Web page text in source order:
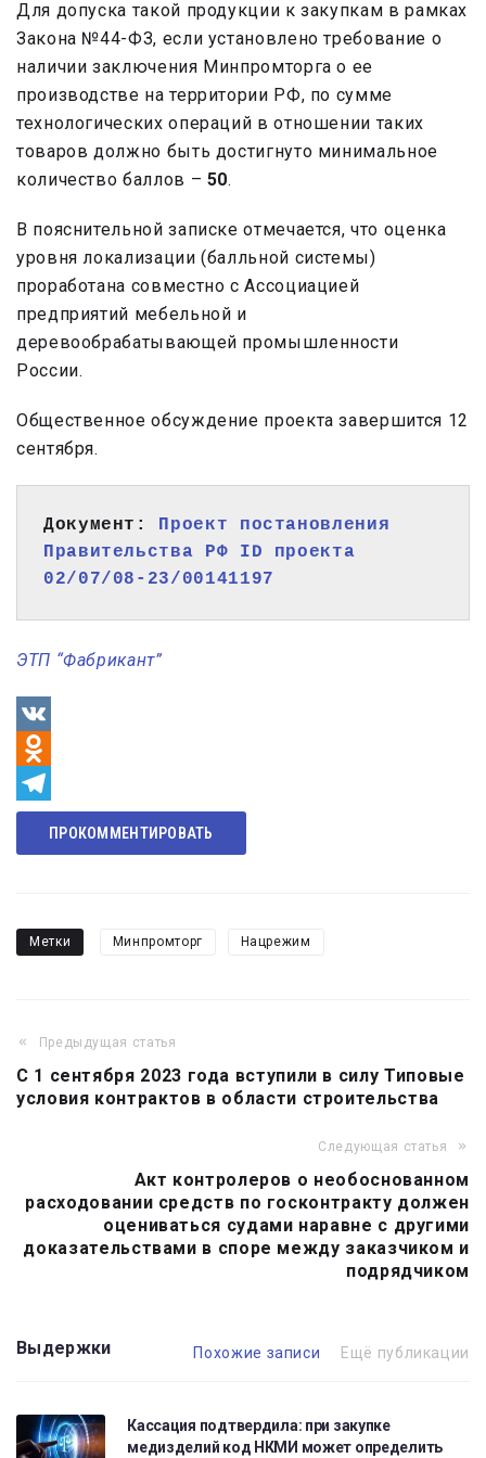
Для допуска такой продукции к закупкам в рамках
Закона №44-ФЗ, если установлено требование о
наличии заключения Минпромторга о ее
производстве на территории РФ, по сумме
технологических операций в отношении таких
товаров должно быть достигнуто минимальное
количество баллов – 50.
В пояснительной записке отмечается, что оценка
уровня локализации (балльной системы)
проработана совместно с Ассоциацией
предприятий мебельной и
деревообрабатывающей промышленности
России.
Общественное обсуждение проекта завершится 12
сентября.
Документ: Проект постановления
Правительства РФ ID проекта
02/07/08-23/00141197
ЭТП “Фабрикант”
VK
Odnoklassniki
Telegram
ПРОКОММЕНТИРОВАТЬ
Метки Минпромторг Нацрежим
Навигация
по
записям
Предыдущая статья
С 1 сентября 2023 года вступили в силу Типовые
условия контрактов в области строительства
Следующая статья
Акт контролеров о необоснованном
расходовании средств по госконтракту должен
оцениваться судами наравне с другими
доказательствами в споре между заказчиком и
подрядчиком
Выдержки Похожие записи Ещё публикации
Кассация подтвердила: при закупке
медизделий код НКМИ может определить